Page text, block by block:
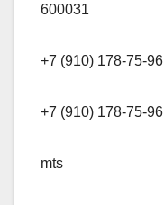
600031
+7 (910) 178-75-96
+7 (910) 178-75-96
mts